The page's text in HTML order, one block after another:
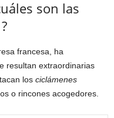
son las
francesa, ha
resultan extraordinarias
los ciclámenes
o rincones acogedores.